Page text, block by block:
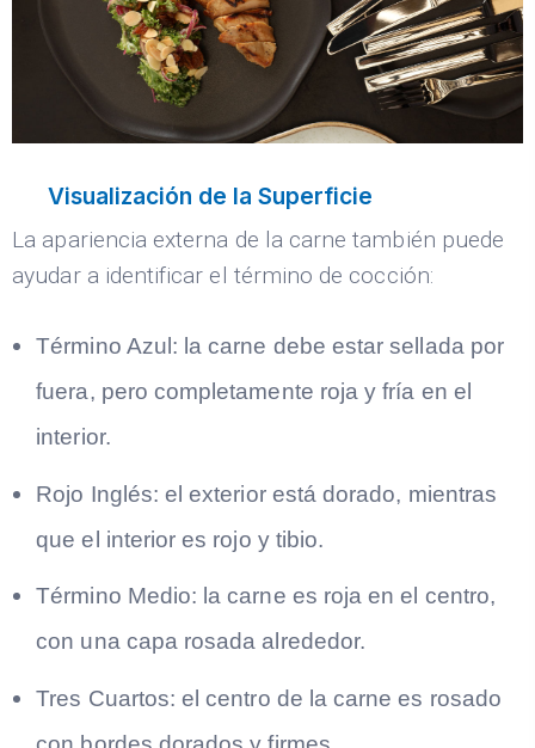
Visualización de la Superficie
La apariencia externa de la carne también puede
ayudar a identificar el término de cocción:
Término Azul: la carne debe estar sellada por
fuera, pero completamente roja y fría en el
interior.
Rojo Inglés: el exterior está dorado, mientras
que el interior es rojo y tibio.
Término Medio: la carne es roja en el centro,
con una capa rosada alrededor.
Tres Cuartos: el centro de la carne es rosado